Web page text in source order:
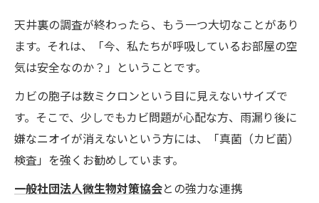
天井裏の調査が終わったら、もう一つ大切なことがあり
ます。それは、「今、私たちが呼吸しているお部屋の空
気は安全なのか？」ということです。
カビの胞子は数ミクロンという目に見えないサイズで
す。そこで、少しでもカビ問題が心配な方、雨漏り後に
嫌なニオイが消えないという方には、「真菌（カビ菌）
検査」を強くお勧めしています。
一般社団法人微生物対策協会との強力な連携